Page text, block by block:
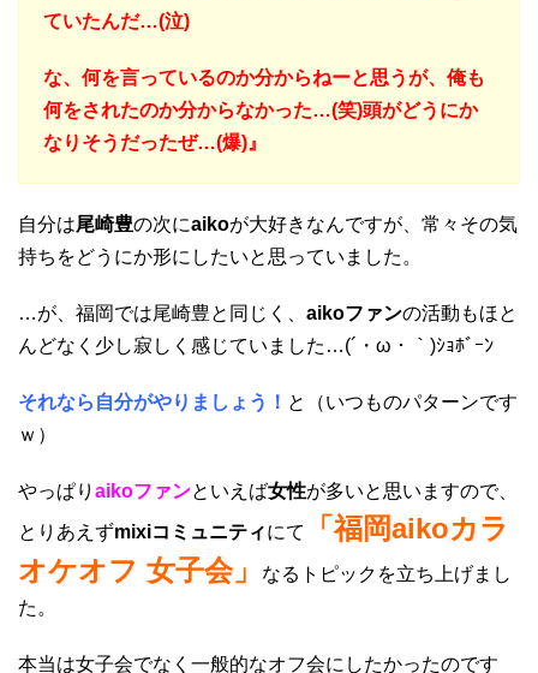
ていたんだ…(泣)
な、何を言っているのか分からねーと思うが、俺も
何をされたのか分からなかった…(笑)頭がどうにか
なりそうだったぜ…(爆)』
自分は尾崎豊の次にaikoが大好きなんですが、常々その気
持ちをどうにか形にしたいと思っていました。
…が、福岡では尾崎豊と同じく、 aikoファンの活動もほと
んどなく少し寂しく感じていました…(´・ω・｀)ｼｮﾎﾞｰﾝ
それなら自分がやりましょう！ と（いつものパターンです
ｗ）
やっぱり aikoファンといえば女性が多いと思いますので、
とりあえずmixiコミュニティにて
「福岡aikoカラ
オケオフ 女子会」
なるトピックを立ち上げまし
た。
本当は女子会でなく一般的なオフ会にしたかったのです